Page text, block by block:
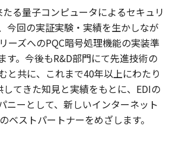
る量子コンピュータによるセキュリ
今回の実証実験・実績を生かしなが
ーズへのPQC暗号処理機能の実装準
す。今後もR&D部門にて先進技術の
と共に、これまで40年以上にわたり
てきた知見と実績をもとに、EDIの
ニーとして、新しいインターネット
ベストパートナーをめざします。